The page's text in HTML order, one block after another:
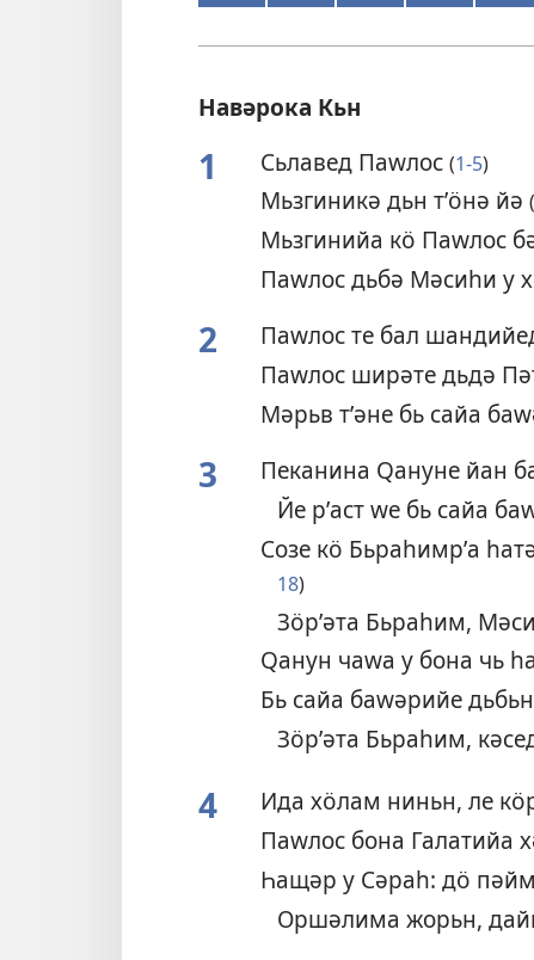
Навәрока Кьн
1 Сьлавед Паԝлос (1-5)
Мьзгиникә дьн тʹӧнә йә (
Мьзгинийа кӧ Паԝлос
Паԝлос дьбә Мәсиһи у
2 Паԝлос те бал
Паԝлос ширәте дьдә
Мәрьв тʹәне бь сайа
3 Пеканина Ԛануне йан
Йе рʹаст ԝе бь сайа
Созе кӧ Бьраһимрʹа
18)
Зӧрʹәта Бьраһим,
Ԛанун чаԝа у бона чь
Бь сайа баԝәрийе
Зӧрʹәта Бьраһим,
4 Ида хӧлам ниньн, ле
Паԝлос бона Галатийа
Һащәр у Сәраһ: дӧ
Оршәлима жорьн,